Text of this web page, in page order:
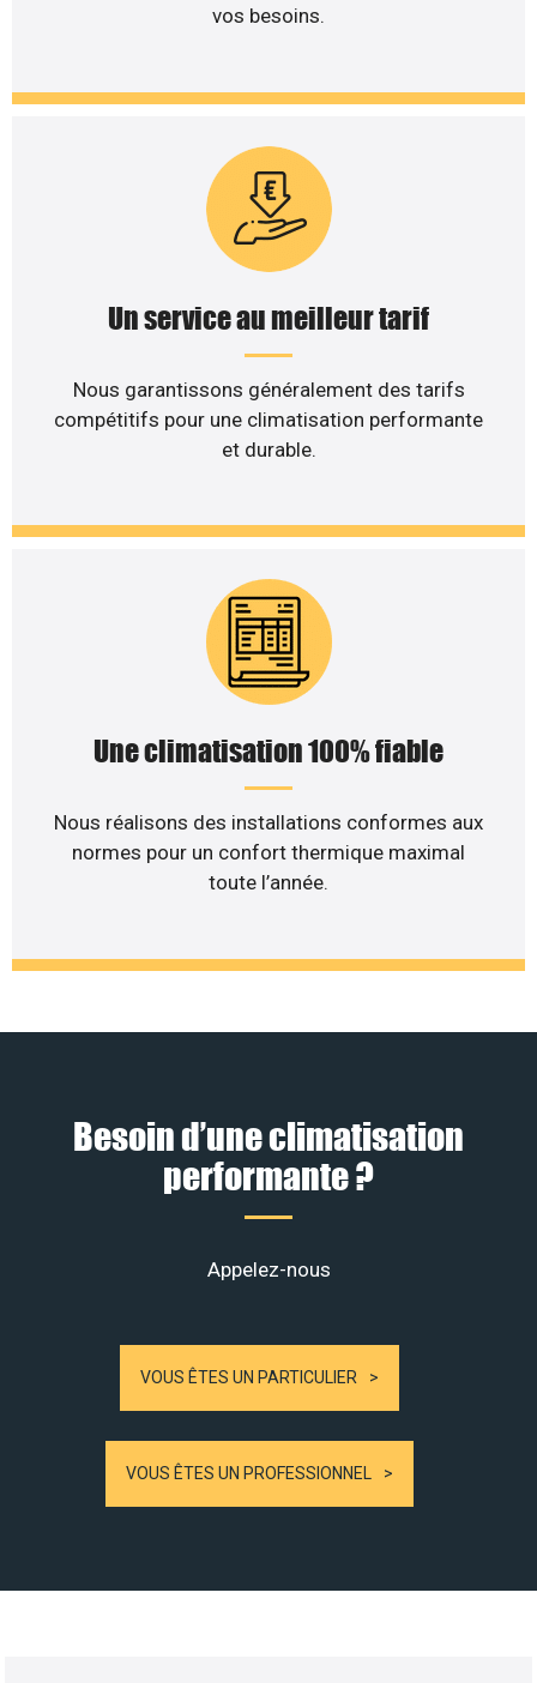
vos besoins.
Un service au meilleur tarif
Nous garantissons généralement des tarifs
compétitifs pour une climatisation performante
et durable.
Une climatisation 100% fiable
Nous réalisons des installations conformes aux
normes pour un confort thermique maximal
toute l’année.
Besoin d’une climatisation
performante ?
Appelez-nous
VOUS ÊTES UN PARTICULIER
VOUS ÊTES UN PROFESSIONNEL